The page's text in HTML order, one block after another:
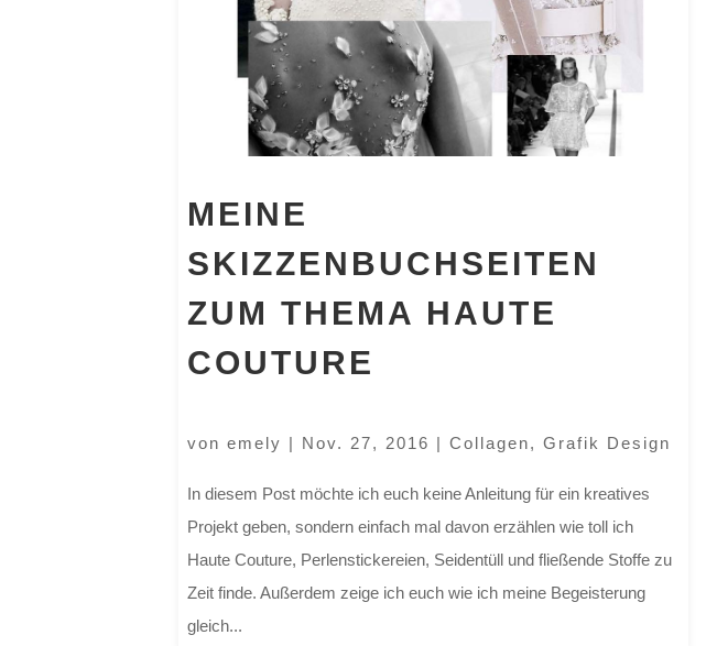
MEINE
SKIZZENBUCHSEITEN
ZUM THEMA HAUTE
COUTURE
von emely | Nov. 27, 2016 | Collagen, Grafik Design
In diesem Post möchte ich euch keine Anleitung für ein kreatives
Projekt geben, sondern einfach mal davon erzählen wie toll ich
Haute Couture, Perlenstickereien, Seidentüll und fließende Stoffe zu
Zeit finde. Außerdem zeige ich euch wie ich meine Begeisterung
gleich...